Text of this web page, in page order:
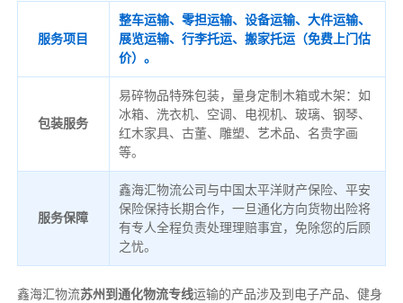
服务项目
整车运输、零担运输、设备运输、大件运输、
展览运输、行李托运、搬家托运（免费上门估
价）。
包装服务
易碎物品特殊包装，量身定制木箱或木架：如
冰箱、洗衣机、空调、电视机、玻璃、钢琴、
红木家具、古董、雕塑、艺术品、名贵字画
等。
服务保障
鑫海汇物流公司与中国太平洋财产保险、平安
保险保持长期合作，一旦通化方向货物出险将
有专人全程负责处理理赔事宜，免除您的后顾
之忧。
鑫海汇物流苏州到通化物流专线运输的产品涉及到电子产品、健身